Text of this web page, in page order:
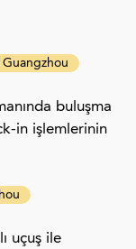
Guangzhou
buluşma
in işlemlerinin
uçuş ile